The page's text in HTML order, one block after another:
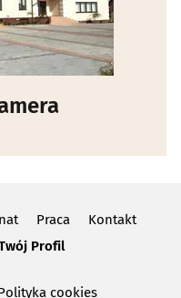
Praca
Kontakt
Profil
cookies